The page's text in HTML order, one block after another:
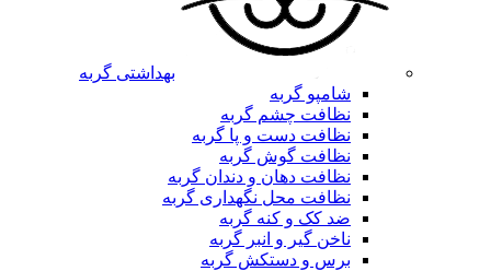
بهداشتی گربه
شامپو گربه
نظافت چشم گربه
نظافت دست و پا گربه
نظافت گوش گربه
نظافت دهان و دندان گربه
نظافت محل نگهداری گربه
ضد کک و کنه گربه
ناخن گیر و انبر گربه
برس و دستکش گربه